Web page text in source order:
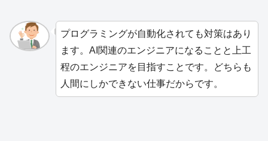
プログラミングが自動化されても対策はあり
ます。AI関連のエンジニアになることと上工
程のエンジニアを目指すことです。どちらも
人間にしかできない仕事だからです。